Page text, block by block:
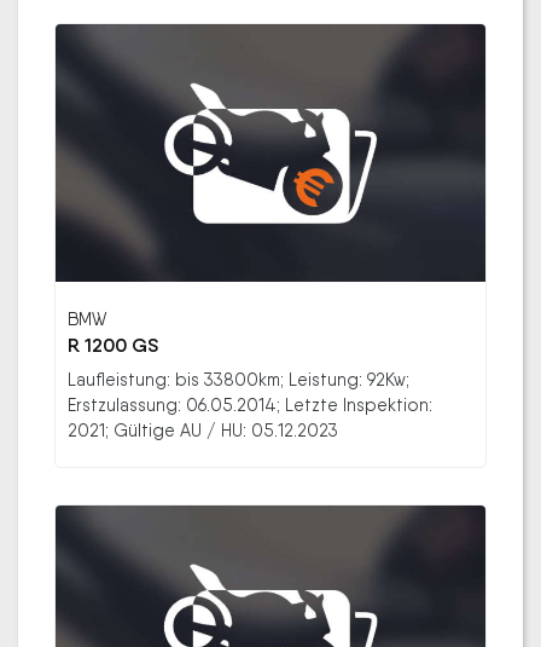
BMW
R 1200 GS
Laufleistung: bis 33800km; Leistung: 92Kw;
Erstzulassung: 06.05.2014; Letzte Inspektion:
2021; Gültige AU / HU: 05.12.2023